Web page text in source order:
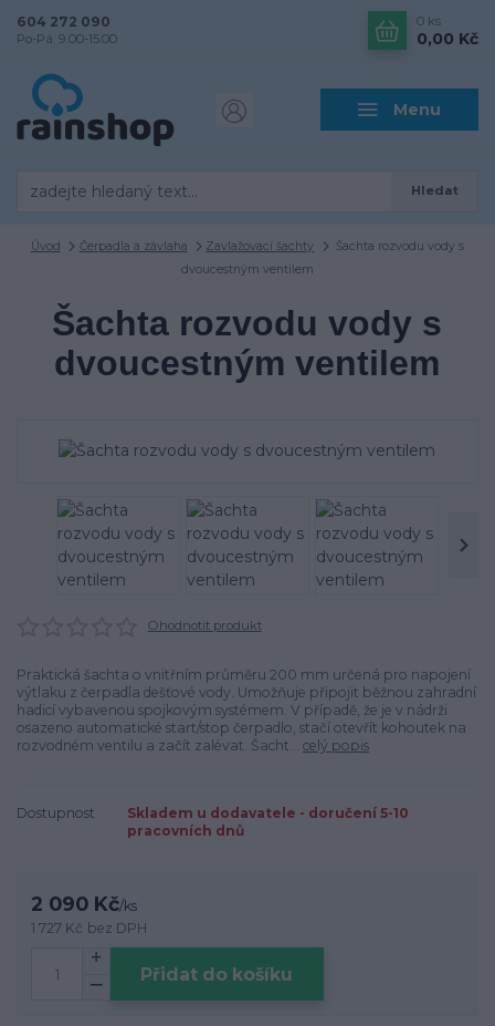
Menu
Hledat
604 272 090
Po-Pá: 9.00-15.00
0 ks
0,00 Kč
Úvod Čerpadla a závlaha Zavlažovací šachty
Šachta rozvodu vody s
dvoucestným ventilem
Šachta rozvodu vody s
dvoucestným ventilem
Ohodnotit produkt
Praktická šachta o vnitřním průměru 200 mm určená pro napojení
výtlaku z čerpadla dešťové vody. Umožňuje připojit běžnou zahradní
hadicí vybavenou spojkovým systémem. V případě, že je v nádrži
osazeno automatické start/stop čerpadlo, stačí otevřít kohoutek na
rozvodném ventilu a začít zalévat. Šacht... celý popis
Dostupnost
Skladem u dodavatele - doručení 5-10
pracovních dnů
2 090 Kč/ks
1 727 Kč bez DPH
Přidat do košíku